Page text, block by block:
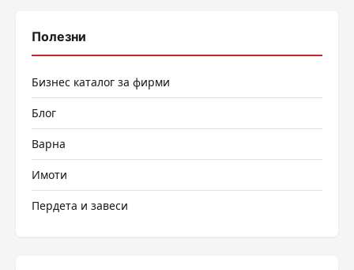
Полезни
Бизнес каталог за фирми
Блог
Варна
Имоти
Пердета и завеси